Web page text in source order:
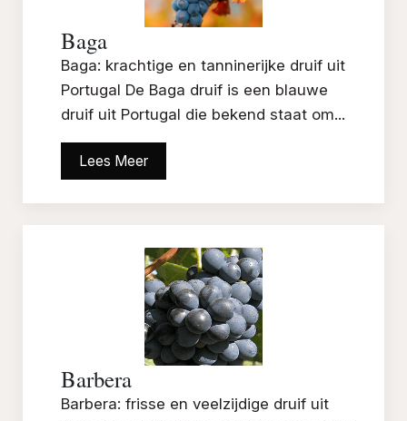
Baga
Baga: krachtige en tanninerijke druif uit
Portugal De Baga druif is een blauwe
druif uit Portugal die bekend staat om...
Lees Meer
Barbera
Barbera: frisse en veelzijdige druif uit